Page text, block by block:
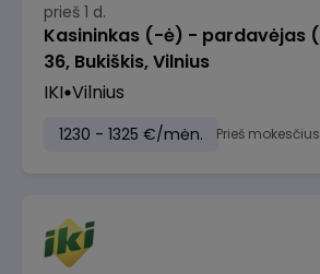
prieš 1 d.
Kasininkas (-ė) - pardavėjas
36, Bukiškis, Vilnius
IKI Vilnius
1230 - 1325 €/mėn. Prieš mokesčius